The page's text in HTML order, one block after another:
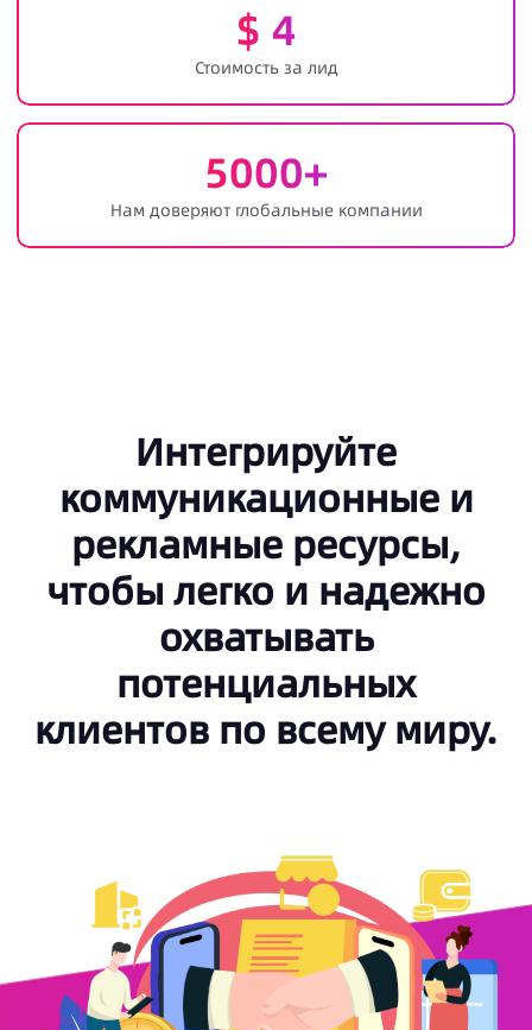
$ 4
Стоимость за лид
5000+
Нам доверяют глобальные компании
Интегрируйте
коммуникационные и
рекламные ресурсы,
чтобы легко и надежно
охватывать
потенциальных
клиентов по всему миру.